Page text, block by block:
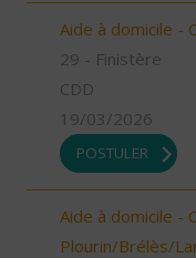
Aide à domicile -
29 - Finistère
CDD
19/03/2026
POSTULER
Aide à domicile -
Plourin/Brélès/